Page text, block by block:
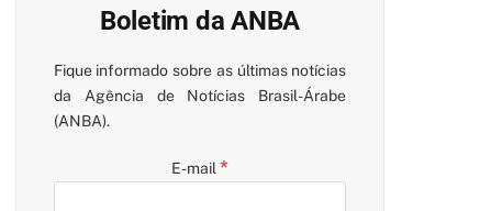
Boletim da ANBA
Fique informado sobre as últimas notícias
da Agência de Notícias Brasil-Árabe
(ANBA).
E-mail *